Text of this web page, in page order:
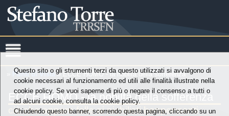
Punti di Vista » ECCE HOMO - la nobiltà della sofferenza
ECCE HOMO - la nobiltà della sofferenza
ciò che appare folle ai nichilisti benpensanti
Questo sito o gli strumenti terzi da questo utilizzati si avvalgono di
cookie necessari al funzionamento ed utili alle finalità illustrate nella
cookie policy. Se vuoi saperne di più o negare il consenso a tutti o
ad alcuni cookie, consulta la cookie policy.
Chiudendo questo banner, scorrendo questa pagina, cliccando su un